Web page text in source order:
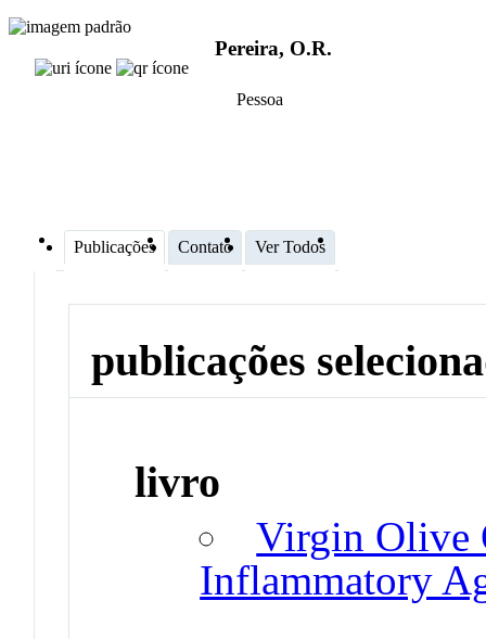
Pereira, O.R.
Pessoa
Publicações Contato Ver Todos
publicações
livro
Virgin Olive
Inflammatory